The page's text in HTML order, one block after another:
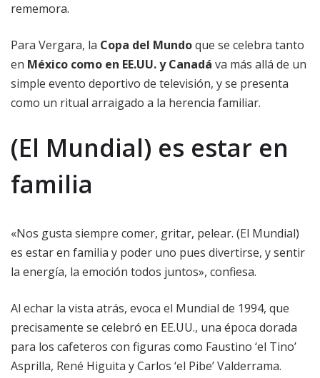
rememora.
Para Vergara, la Copa del Mundoque se celebra tanto
en México como en EE.UU. y Canadá va más allá de un
simple evento deportivo de televisión, y se presenta
como un ritual arraigado a la herencia familiar.
(El Mundial) es estar en
familia
«Nos gusta siempre comer, gritar, pelear. (El Mundial)
es estar en familia y poder uno pues divertirse, y sentir
la energía, la emoción todos juntos», confiesa.
Al echar la vista atrás, evoca el Mundial de 1994, que
precisamente se celebró en EE.UU., una época dorada
para los cafeteros con figuras como Faustino ‘el Tino’
Asprilla, René Higuita y Carlos ‘el Pibe’ Valderrama.